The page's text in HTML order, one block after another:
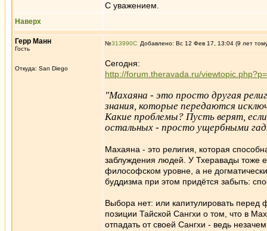
С уважением.
Наверх
Герр Манн
Гость
Откуда: San Diego
№313990 Добавлено: Вс 12 Фев 17, 13:04 (9 лет
Сегодня:
http://forum.theravada.ru/
"Махаяна - это просто другая
знания, которые передаются
Какие проблемы? Пусть верят,
остальных - просто ущербными
Махаяна - это религия, которая
заблуждения людей. У Тхеравады тоже
философском уровне, а не
буддизма при этом придётся забыть:
Выбора нет: или капитулировать перед
позиции Тайской Сангхи о том, что в
отпадать от своей Сангхи - ведь